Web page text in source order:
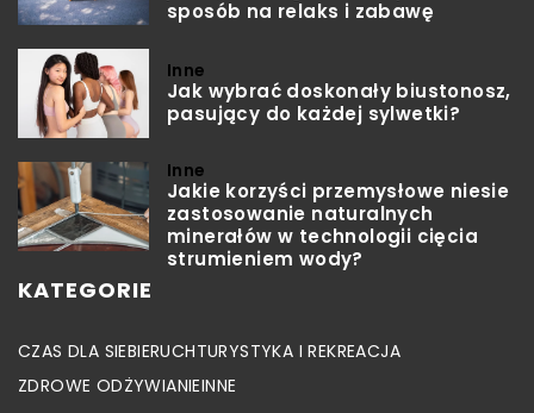
sposób na relaks i zabawę
Inne
Jak wybrać doskonały biustonosz,
pasujący do każdej sylwetki?
Inne
Jakie korzyści przemysłowe niesie
zastosowanie naturalnych
minerałów w technologii cięcia
strumieniem wody?
KATEGORIE
CZAS DLA SIEBIERUCHTURYSTYKA I REKREACJA
ZDROWE ODŻYWIANIEINNE